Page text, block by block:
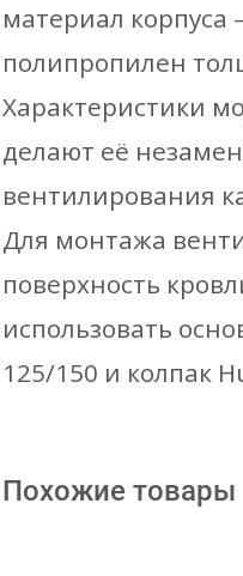
материал
полипропилен
Характеристики
делают её
вентилирования
Для монтажа
поверхность
использовать
125/150 и колпак
Похожие товары